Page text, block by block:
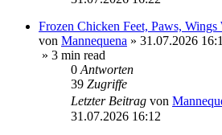
Frozen Chicken Feet, Paws, Wings
von Mannequena » 31.07.2026
» 3 min read
0 Antworten
39 Zugriffe
Letzter Beitrag von
31.07.2026 16:12